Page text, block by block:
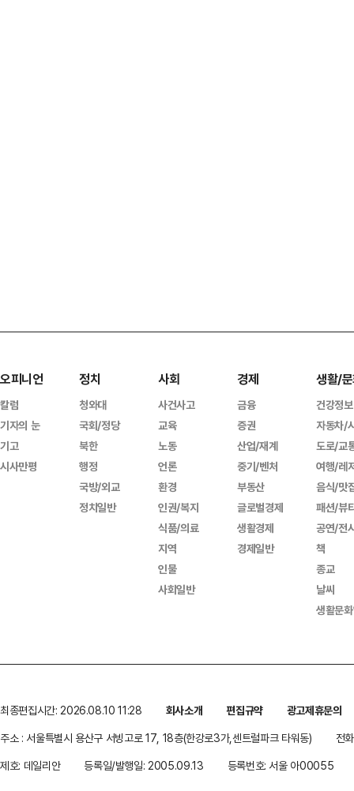
오피니언
칼럼
기자의 눈
기고
시사만평
정치
청와대
국회/정당
북한
행정
국방/외교
정치일반
사회
사건사고
교육
노동
언론
환경
인권/복지
식품/의료
지역
인물
사회일반
경제
금융
증권
산업/재계
중기/벤처
부동산
글로벌경제
생활경제
경제일반
생활/
건강정보
자동차/
도로/교
여행/레
음식/맛
패션/뷰
공연/전
책
종교
날씨
생활문
최종편집시간: 2026.08.10 11:28 회사소개 편집규약
광고제휴문의
주소 : 서울특별시 용산구 서빙고로 17, 18층(한강로3가,센트럴파크 타워동)
전
제호: 데일리안
등록일/발행일: 2005.09.13 등록번호: 서울 아00055